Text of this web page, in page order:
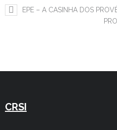
EPE – A CASINHA DOS
CRSI